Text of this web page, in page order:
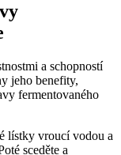
a schopností
jeho benefity,
fermentovaného
lístky vroucí vodou a
sceděte a